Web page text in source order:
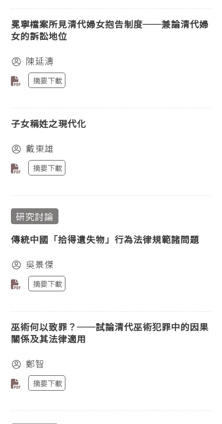
冕寧檔案所見清代婦女抱告制度──兼論清代婦
女的訴訟地位
陳延濤
摘要下載
子女稱姓之現代化
戴東雄
摘要下載
研究討論
傳統中國「拾得遺失物」行為法律規範諸問題
吳景傑
摘要下載
巫術何以致罪？──試論清代巫術犯罪中的因果
關係及其法律適用
鄭智
摘要下載